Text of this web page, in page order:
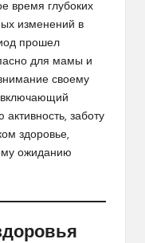
время глубоких
изменений в
прошел
для мамы и
своему
включающий
заботу
здоровье,
ожиданию